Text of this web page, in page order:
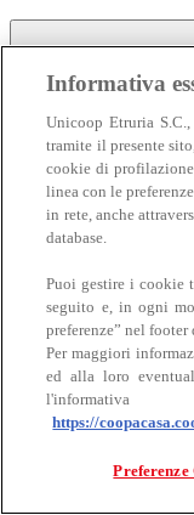
Carne
Bovino
Informativa
Unicoop Etruria
tramite il presente
cookie di
linea con le
in rete, anche
database.
Puoi gestire i cookie
seguito e, in ogni
preferenze” nel footer
Per maggiori
ed alla loro
https://
Preferenze